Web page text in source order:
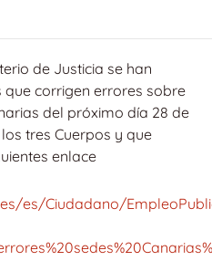
de Justicia se han
corrigen errores sobre
del próximo día 28 de
tres Cuerpos y que
enlace
es/Ciudadano/